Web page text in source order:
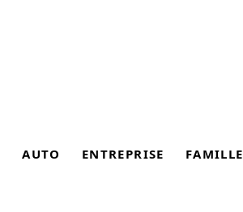
AUTO ENTREPRISE FAMILLE